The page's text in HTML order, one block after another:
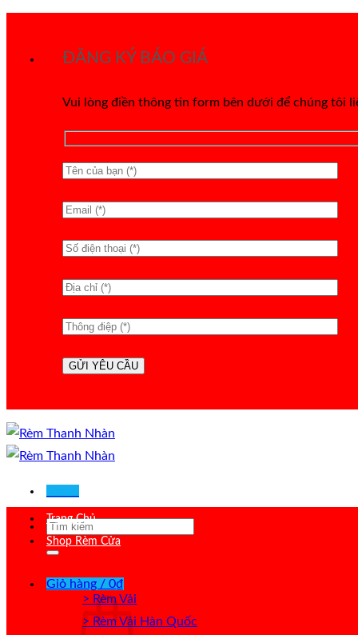
ĐĂNG KÝ BÁO GIÁ
Vui lòng điền thông tin form bên dưới để chúng tôi
Tìm
kiếm:
Giỏ hàng / 0₫
Trang Chủ
Shop Rèm Cửa
> Rèm Vải
> Rèm Vải Hàn Quốc